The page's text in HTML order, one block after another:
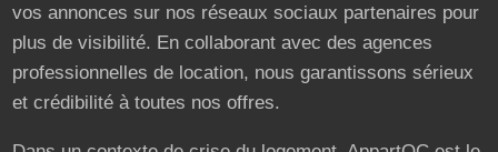
vos annonces sur nos réseaux sociaux partenaires pour
plus de visibilité. En collaborant avec des agences
professionnelles de location, nous garantissons sérieux
et crédibilité à toutes nos offres.